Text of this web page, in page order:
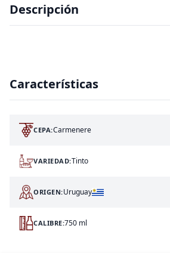
Descripción
Características
CEPA:Carmenere
VARIEDAD:Tinto
ORIGEN:Uruguay
CALIBRE:750 ml